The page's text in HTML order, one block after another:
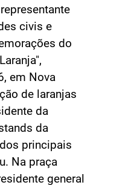
civis e
do
em Nova
de laranjas
da
da
principais
Na praça
general